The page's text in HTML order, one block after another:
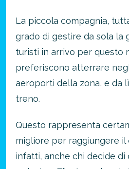
La piccola compagnia,
grado di gestire da sola la
turisti in arrivo per questo
preferiscono atterrare
aeroporti della zona, e da
treno.
Questo rappresenta
migliore per raggiungere il
infatti, anche chi decide di